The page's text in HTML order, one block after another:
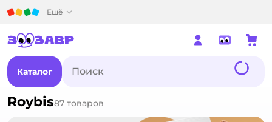
Ещё
Каталог
Roybis87 товаров